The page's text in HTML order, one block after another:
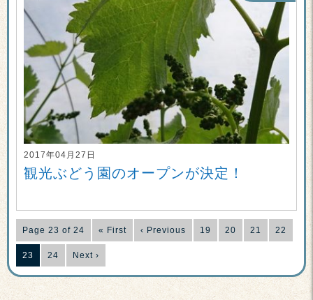
2017年04月27日
観光ぶどう園のオープンが決定！
Page 23 of 24 « First ‹ Previous 19 20 21 22
23 24 Next ›